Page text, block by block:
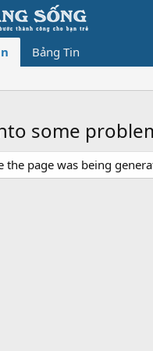
Bảng Tin
some
page was being